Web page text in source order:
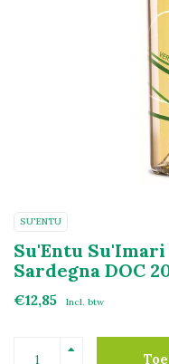
SU'ENTU
Su'Entu
Sardegna DOC
€12,85 Incl. btw